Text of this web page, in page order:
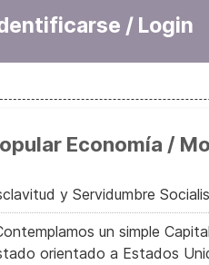
/ Login
Economía /
y Servidumbre
un simple
orientado a Estados